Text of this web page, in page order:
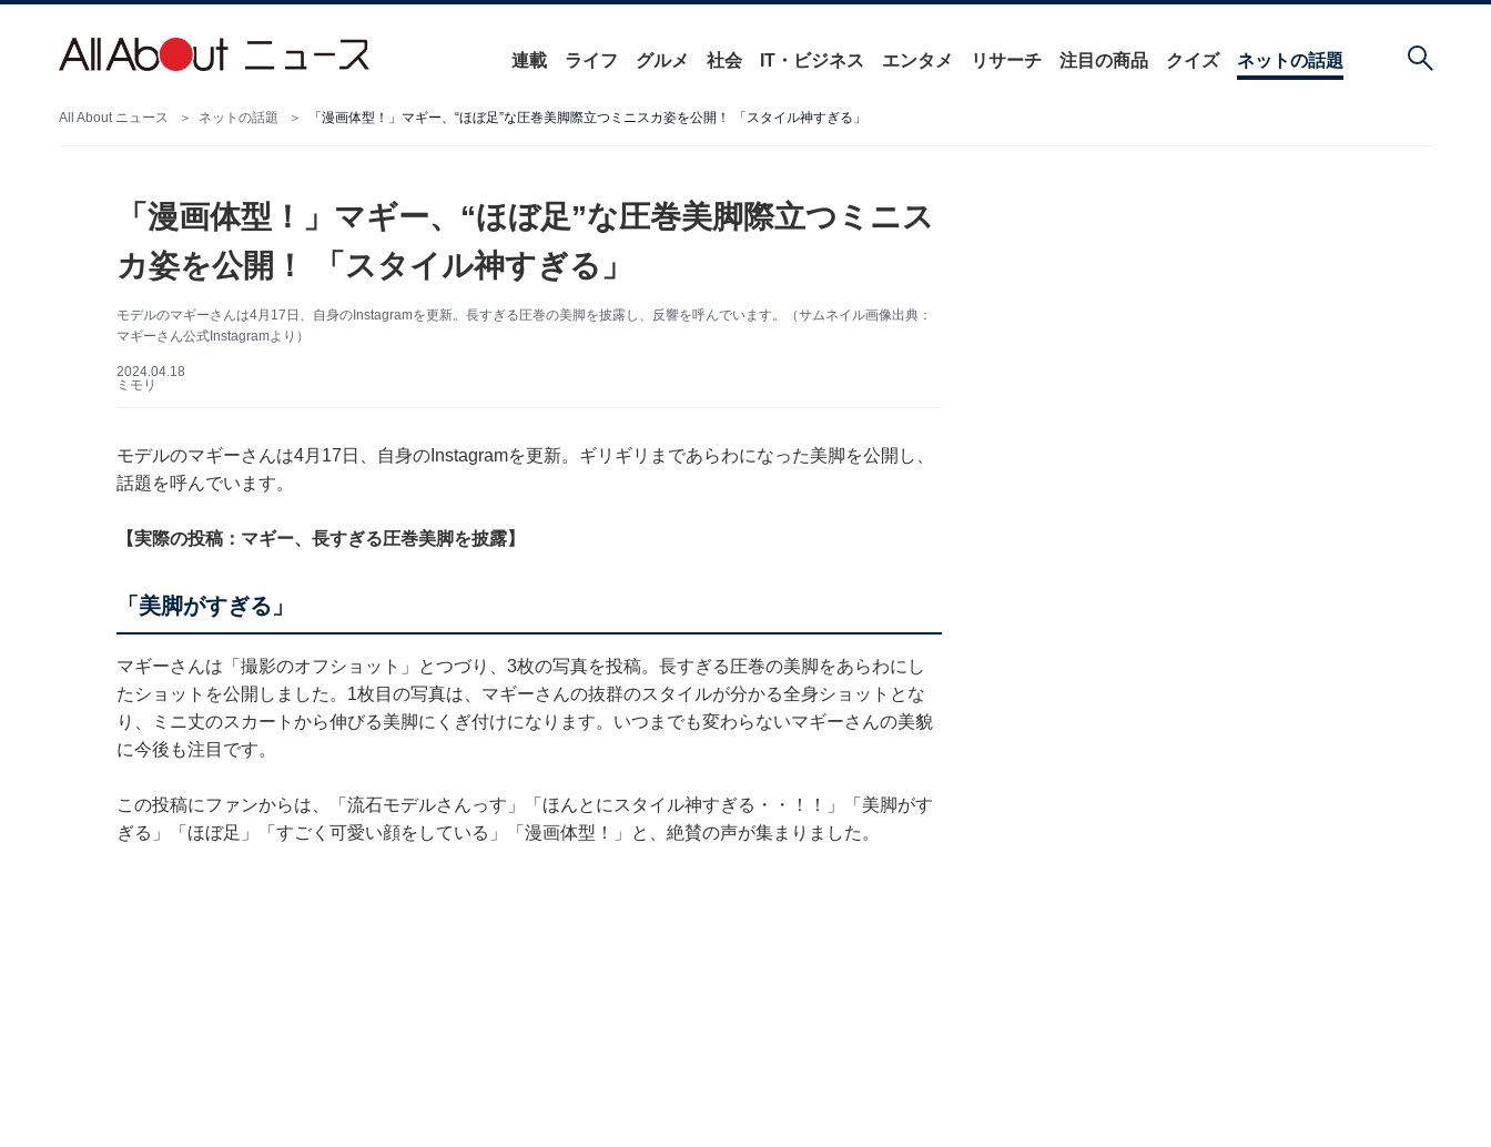
連載 ライフ グルメ 社会 IT・ビジネス エンタメ リサーチ 注目の商品 クイズ ネットの話題
All About ニュース ネットの話題 「漫画体型！」マギー、“ほぼ足”な圧巻美脚際立つミニスカ姿を公開！ 「スタイル神すぎる」
「漫画体型！」マギー、“ほぼ足”な圧巻美脚際立つミニス
カ姿を公開！ 「スタイル神すぎる」
モデルのマギーさんは4月17日、自身のInstagramを更新。長すぎる圧巻の美脚を披露し、反響を呼んでいます。（サムネイル画像出典：
マギーさん公式Instagramより）
2024.04.18
ミモリ
モデルのマギーさんは4月17日、自身のInstagramを更新。ギリギリまであらわになった美脚を公開し、
話題を呼んでいます。
【実際の投稿：マギー、長すぎる圧巻美脚を披露】
「美脚がすぎる」
マギーさんは「撮影のオフショット」とつづり、3枚の写真を投稿。長すぎる圧巻の美脚をあらわにし
たショットを公開しました。1枚目の写真は、マギーさんの抜群のスタイルが分かる全身ショットとな
り、ミニ丈のスカートから伸びる美脚にくぎ付けになります。いつまでも変わらないマギーさんの美貌
に今後も注目です。
この投稿にファンからは、「流石モデルさんっす」「ほんとにスタイル神すぎる・・！！」「美脚がす
ぎる」「ほぼ足」「すごく可愛い顔をしている」「漫画体型！」と、絶賛の声が集まりました。